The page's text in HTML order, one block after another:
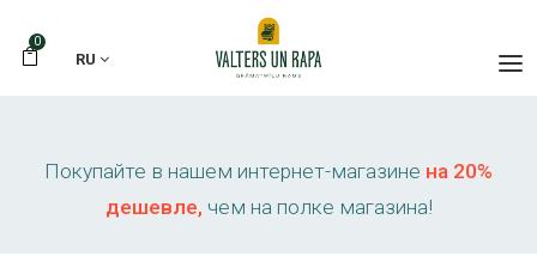
0
RU
Покупайте в нашем интернет-магазине на 20%
дешевле, чем на полке магазина!